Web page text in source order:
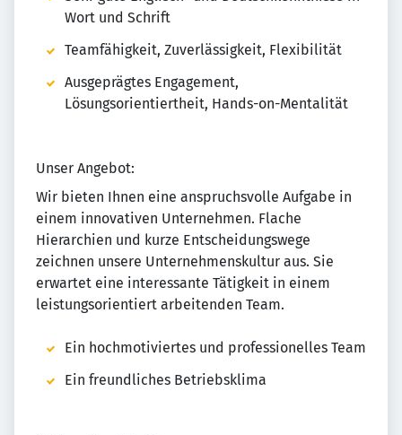
Wort und Schrift
Teamfähigkeit, Zuverlässigkeit, Flexibilität
Ausgeprägtes Engagement,
Lösungsorientiertheit, Hands-on-Mentalität
Unser Angebot:
Wir bieten Ihnen eine anspruchsvolle Aufgabe in
einem innovativen Unternehmen. Flache
Hierarchien und kurze Entscheidungswege
zeichnen unsere Unternehmenskultur aus. Sie
erwartet eine interessante Tätigkeit in einem
leistungsorientiert arbeitenden Team.
Ein hochmotiviertes und professionelles Team
Ein freundliches Betriebsklima